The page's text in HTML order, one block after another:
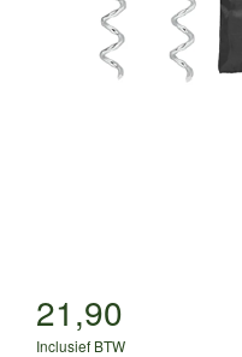
21,90
Inclusief BTW